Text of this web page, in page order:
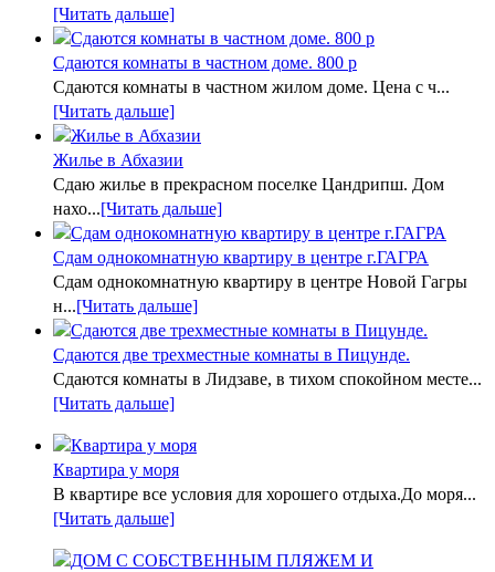
[Читать дальше]
Сдаются комнаты в частном доме. 800 р
Сдаются комнаты в частном жилом доме. Цена с ч...
[Читать дальше]
Жилье в Абхазии
Сдаю жилье в прекрасном поселке Цандрипш. Дом
нахо...[Читать дальше]
Сдам однокомнатную квартиру в центре г.ГАГРА
Сдам однокомнатную квартиру в центре Новой Гагры
н...[Читать дальше]
Сдаются две трехместные комнаты в Пицунде.
Сдаются комнаты в Лидзаве, в тихом спокойном месте...
[Читать дальше]
Квартира у моря
В квартире все условия для хорошего отдыха.До моря...
[Читать дальше]